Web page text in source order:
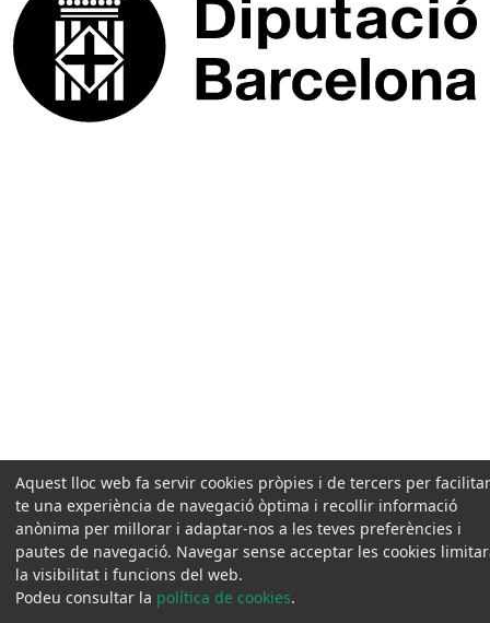
Aquest lloc web fa servir cookies pròpies i de tercers per
te una experiència de navegació òptima i recollir informació
anònima per millorar i adaptar-nos a les teves preferències i
pautes de navegació. Navegar sense acceptar les cookies
la visibilitat i funcions del web.
Podeu consultar la política de cookies.